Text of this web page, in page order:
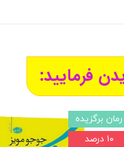
رمان برگزیده
۱۰ درصد
فرمایید: